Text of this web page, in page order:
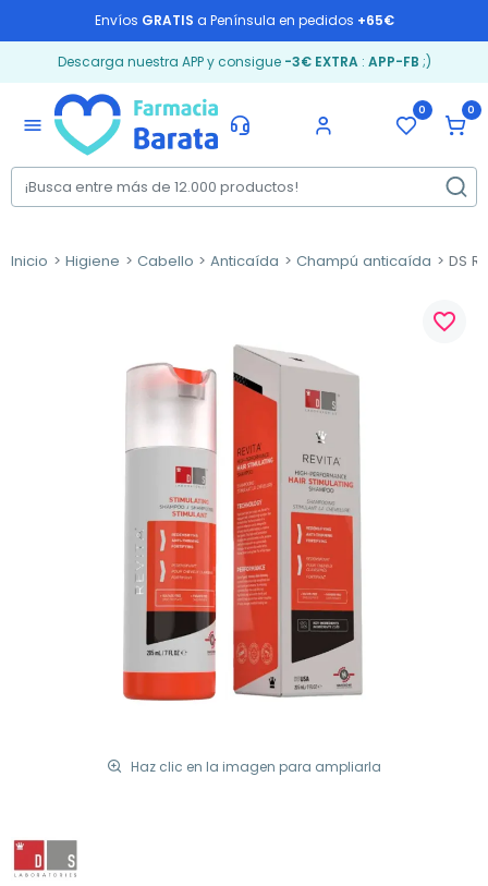
Envíos GRATIS a Península en pedidos +65€
Descarga nuestra APP y consigue -3€ EXTRA: APP-FB ;)
menu
0 0
Inicio Higiene Cabello Anticaída Champú anticaída DS
Haz clic en la imagen para ampliarla
favorite_border